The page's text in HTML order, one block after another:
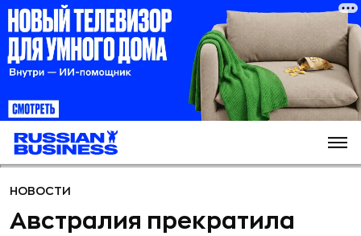
НОВОСТИ
Австралия прекратила